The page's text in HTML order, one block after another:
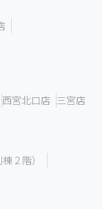
西宮北口店 三宮店
２階）